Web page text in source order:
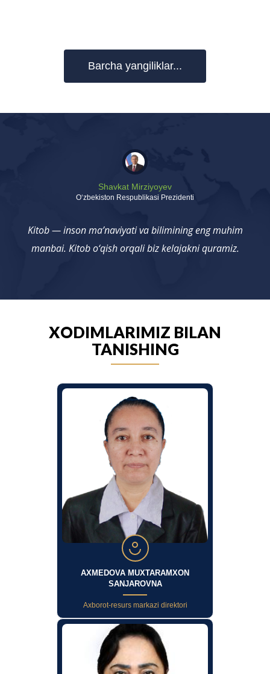
Barcha yangiliklar...
Shavkat Mirziyoyev
Oʻzbekiston Respublikasi Prezidenti
Kitob — inson ma’naviyati va bilimining eng muhim
manbai. Kitob o‘qish orqali biz kelajakni quramiz.
XODIMLARIMIZ BILAN
TANISHING
AXMEDOVA MUXTARAMXON
SANJAROVNA
Axborot-resurs markazi direktori